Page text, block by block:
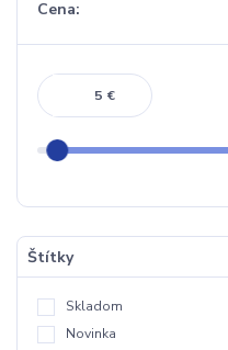
Cena:
€
Štítky
Skladom
Novinka